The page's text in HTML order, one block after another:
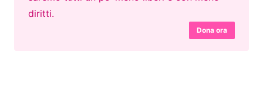
diritti.
Dona ora